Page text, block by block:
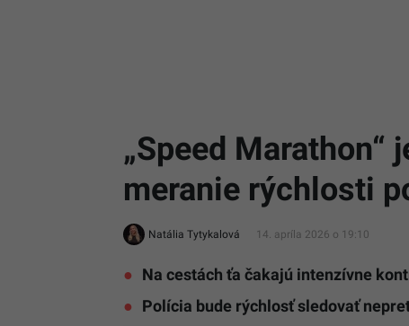
„Speed
meranie rýchlosti
Natália Tytykalová 14. apríla 2026 o 19:10
Na cestách ťa čakajú intenzívne
Polícia bude rýchlosť sledovať